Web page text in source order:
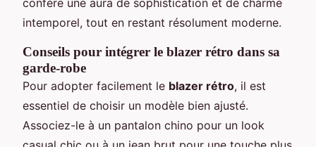
intemporel, tout en restant résolument moderne.
Conseils pour intégrer le blazer rétro dans sa
garde-robe
Pour adopter facilement le blazer rétro, il est
essentiel de choisir un modèle bien ajusté.
Associez-le à un pantalon chino pour un look